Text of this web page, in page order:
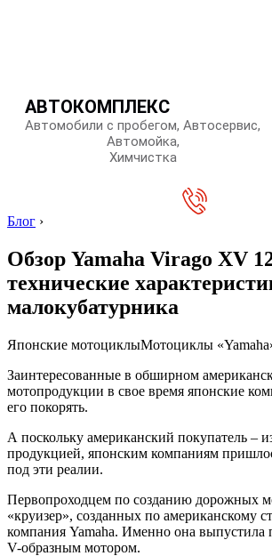
АВТОКОМПЛЕКС
Автомобили с пробегом, Автосервис,
Автомойка,
Химчистка
Блог ›
Обзор Yamaha Virago XV
технические
малокубатурника
Японские мотоциклыМотоциклы
Заинтересованные в обширном
мотопродукции в свое время японские
его покорять.
А поскольку американский покупатель –
продукцией, японским компаниям
под эти реалии.
Первопроходцем по созданию дорожных
«круизер», созданных по американскому
компания Yamaha. Именно она выпустила
V-образным мотором.